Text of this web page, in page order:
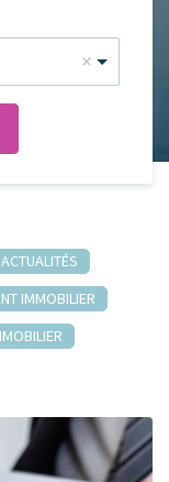
ACTUALITÉS
IMMOBILIER